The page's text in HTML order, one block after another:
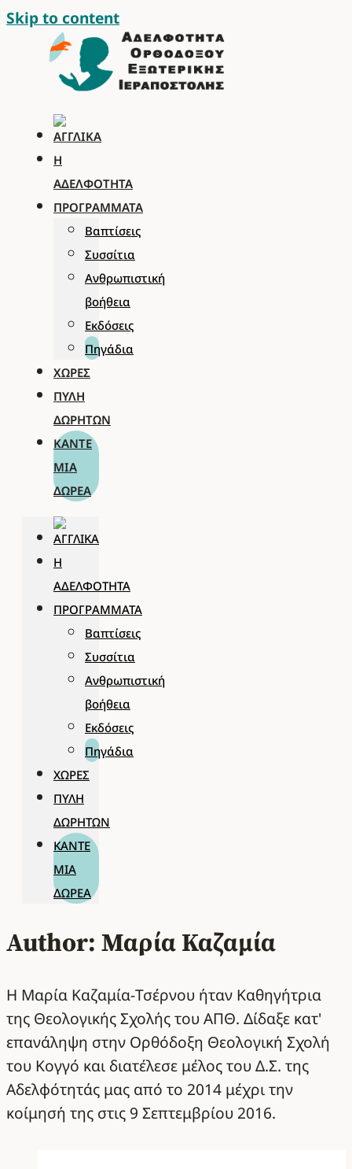
Skip to content
Η
ΑΔΕΛΦΌΤΗΤΑ
ΠΡΟΓΡΆΜΜΑΤΑ
Βαπτίσεις
Συσσίτια
Ανθρωπιστική
βοήθεια
Εκδόσεις
Πηγάδια
ΧΏΡΕΣ
ΠΎΛΗ
ΔΩΡΗΤΏΝ
ΚΆΝΤΕ
ΜΊΑ
ΔΩΡΕΆ
Η
ΑΔΕΛΦΌΤΗΤΑ
ΠΡΟΓΡΆΜΜΑΤΑ
Βαπτίσεις
Συσσίτια
Ανθρωπιστική
βοήθεια
Εκδόσεις
Πηγάδια
ΧΏΡΕΣ
ΠΎΛΗ
ΔΩΡΗΤΏΝ
ΚΆΝΤΕ
ΜΊΑ
ΔΩΡΕΆ
Author: Μαρία Καζαμία
Η Μαρία Καζαμία-Τσέρνου ήταν Καθηγήτρια
της Θεολογικής Σχολής του ΑΠΘ. Δίδαξε κατ'
επανάληψη στην Ορθόδοξη Θεολογική Σχολή
του Κογγό και διατέλεσε μέλος του Δ.Σ. της
Αδελφότητάς μας από το 2014 μέχρι την
κοίμησή της στις 9 Σεπτεμβρίου 2016.